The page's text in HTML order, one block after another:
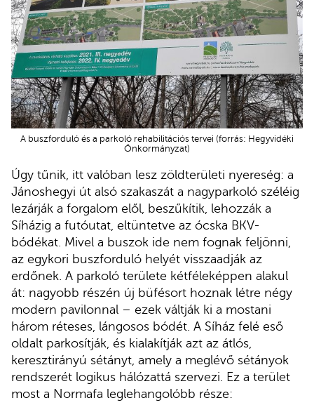
A buszforduló és a parkoló rehabilitációs tervei (forrás: Hegyvidéki
Önkormányzat)
Úgy tűnik, itt valóban lesz zöldterületi nyereség: a
Jánoshegyi út alsó szakaszát a nagyparkoló széléig
lezárják a forgalom elől, beszűkítik, lehozzák a
Síházig a futóutat, eltüntetve az ócska BKV-
bódékat. Mivel a buszok ide nem fognak feljönni,
az egykori buszforduló helyét visszaadják az
erdőnek. A parkoló területe kétféleképpen alakul
át: nagyobb részén új büfésort hoznak létre négy
modern pavilonnal – ezek váltják ki a mostani
három réteses, lángosos bódét. A Síház felé eső
oldalt parkosítják, és kialakítják azt az átlós,
keresztirányú sétányt, amely a meglévő sétányok
rendszerét logikus hálózattá szervezi. Ez a terület
most a Normafa leglehangolóbb része: